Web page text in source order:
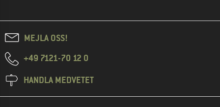
MEJLA OSS!
+49 7121-70 12 0
HANDLA MEDVETET